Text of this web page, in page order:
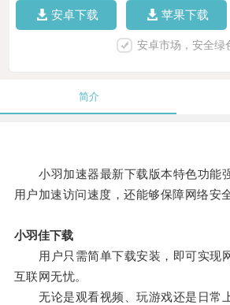
安卓下载 苹果下载
安卓市场，安全绿
简介
小羽加速器最新下载版本特色功能
用户加速访问速度，还能够保障网络安
小羽佳下载
用户只需简单下载安装，即可实现
互联网无忧。
无论是观看视频、玩游戏还是日常